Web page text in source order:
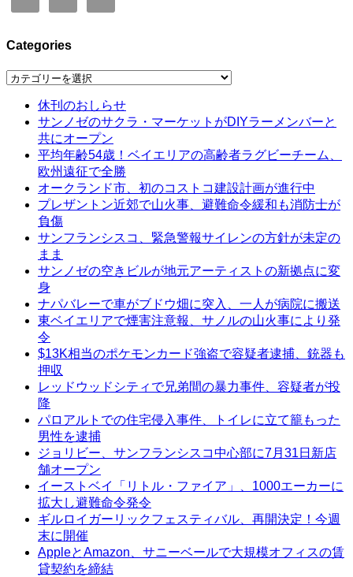
Categories
Categories
休刊のおしらせ
サンノゼのサクラ・マーケットがDIYラーメンバーと
共にオープン
平均年齢54歳！ベイエリアの高齢者ラグビーチーム、
欧州遠征で全勝
オークランド市、初のコストコ建設計画が進行中
プレザントン近郊で山火事、避難命令緩和も消防士が
負傷
サンフランシスコ、緊急警報サイレンの方針が未定の
まま
サンノゼの空きビルが地元アーティストの新拠点に変
身
ナパバレーで車がブドウ畑に突入、一人が病院に搬送
東ベイエリアで煙害注意報、サノルの山火事により発
令
$13K相当のポケモンカード強盗で容疑者逮捕、銃器も
押収
レッドウッドシティで兄弟間の暴力事件、容疑者が投
降
パロアルトでの住宅侵入事件、トイレに立て籠もった
男性を逮捕
ジョリビー、サンフランシスコ中心部に7月31日新店
舗オープン
イーストベイ「リトル・ファイア」、1000エーカーに
拡大し避難命令発令
ギルロイガーリックフェスティバル、再開決定！今週
末に開催
AppleとAmazon、サニーベールで大規模オフィスの賃
貸契約を締結